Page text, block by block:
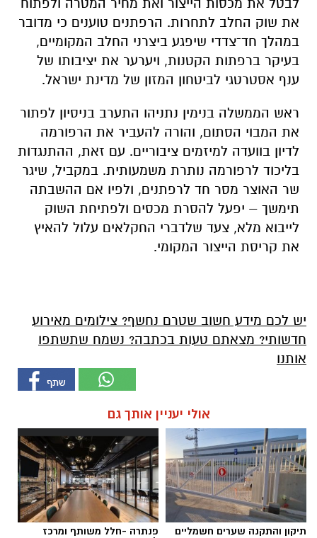
לבטל את מכסות הייצור ואת מחיר המטרה ולפתוח
את שוק החלב לתחרות. הרפתנים טוענים כי מדובר
במהלך חד־צדדי שיפגע ביצרני החלב המקומיים,
בעיקר ברפתות הקטנות, ויערער את יציבותו של
ענף אסטרטגי לביטחון המזון של מדינת ישראל.
ראש הממשלה בנימין נתניהו התערב בניסיון לפתור
את המבוי הסתום, והורה להעביר את הרפורמה
לדיון בוועדה למיזמים ציבוריים. עם זאת, ההתנגדות
בליכוד לרפורמה נותרת משמעותית. במקביל, שיגר
שר האוצר מסר חד לרפתנים, ולפיו אם ההשבתה
תימשך – יפעל להסרת מכסים ולפתיחת השוק
לייבוא מלא, צעד שלדברי החקלאים עלול להאיץ
את קריסת הייצור המקומי.
יש לכם מידע חשוב שטרם נחשף? צילומים מאירוע
חדשותי? מצאתם טעות בכתבה? נשמח שתשתפו
אותנו
אולי יעניין אותך גם
תיקון והתקנה שערים חשמליים פנתרה -חלל משותף ומרכז